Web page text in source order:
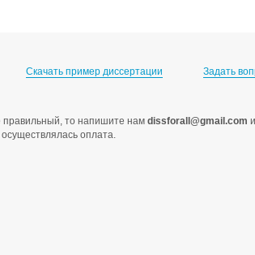
Скачать пример диссертации Задать
то напишите нам dissforall@gmail.com
осуществлялась оплата.